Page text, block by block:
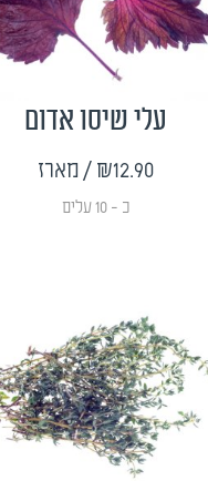
עלי שיסו אדום
₪12.90 / מארז
כ - 10 עלים